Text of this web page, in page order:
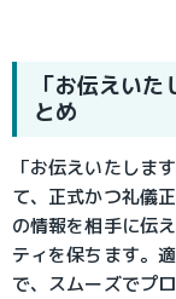
「お伝えい
とめ
「お伝えいたしま
て、正式かつ礼儀
の情報を相手に伝
ティを保ちます。
で、スムーズでプ